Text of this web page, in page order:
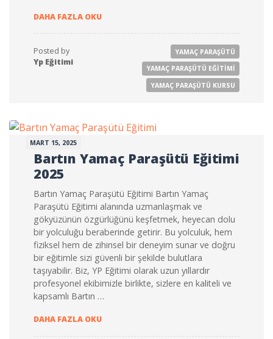
DAHA FAZLA OKUBATMAN YAMAÇ PARAŞÜTÜ EĞITIMI 2025
Posted by
Yp Eğitimi
YAMAÇ PARAŞÜTÜ
YAMAÇ PARAŞÜTÜ EĞITIMI
YAMAÇ PARAŞÜTÜ KURSU
MART 15, 2025
Bartın Yamaç Paraşütü Eğitimi
2025
Bartın Yamaç Paraşütü Eğitimi Bartın Yamaç
Paraşütü Eğitimi alanında uzmanlaşmak ve
gökyüzünün özgürlüğünü keşfetmek, heyecan dolu
bir yolculuğu beraberinde getirir. Bu yolculuk, hem
fiziksel hem de zihinsel bir deneyim sunar ve doğru
bir eğitimle sizi güvenli bir şekilde bulutlara
taşıyabilir. Biz, YP Eğitimi olarak uzun yıllardır
profesyonel ekibimizle birlikte, sizlere en kaliteli ve
kapsamlı Bartın …
DAHA FAZLA OKUBARTIN YAMAÇ PARAŞÜTÜ EĞITIMI 2025